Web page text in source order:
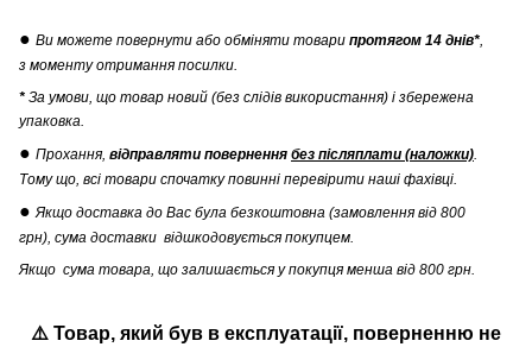
● Ви можете повернути або обміняти товари протягом 14 днів*
з моменту отримання посилки.
* За умови, що товар новий (без слідів використання) і збережена
упаковка.
● Прохання, відправляти повернення без післяплати (наложки)
Тому що, всі товари спочатку повинні перевірити наші фахівці.
● Якщо доставка до Вас була безкоштовна (замовлення від 800
грн), сума доставки відшкодовується покупцем.
Якщо сума товара, що залишається у покупця менша від 800 грн.
⚠️ Товар, який був в експлуатації, поверненню не